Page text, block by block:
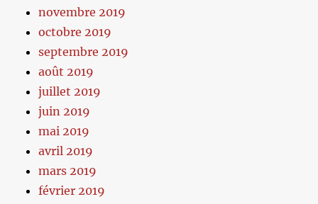
novembre 2019
octobre 2019
septembre 2019
août 2019
juillet 2019
juin 2019
mai 2019
avril 2019
mars 2019
février 2019